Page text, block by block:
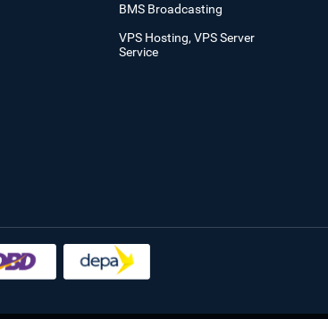
BMS Broadcasting
VPS Hosting, VPS Server
Service